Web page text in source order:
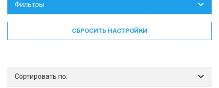
Фильтры
СБРОСИТЬ НАСТРОЙКИ
Сортировать по: